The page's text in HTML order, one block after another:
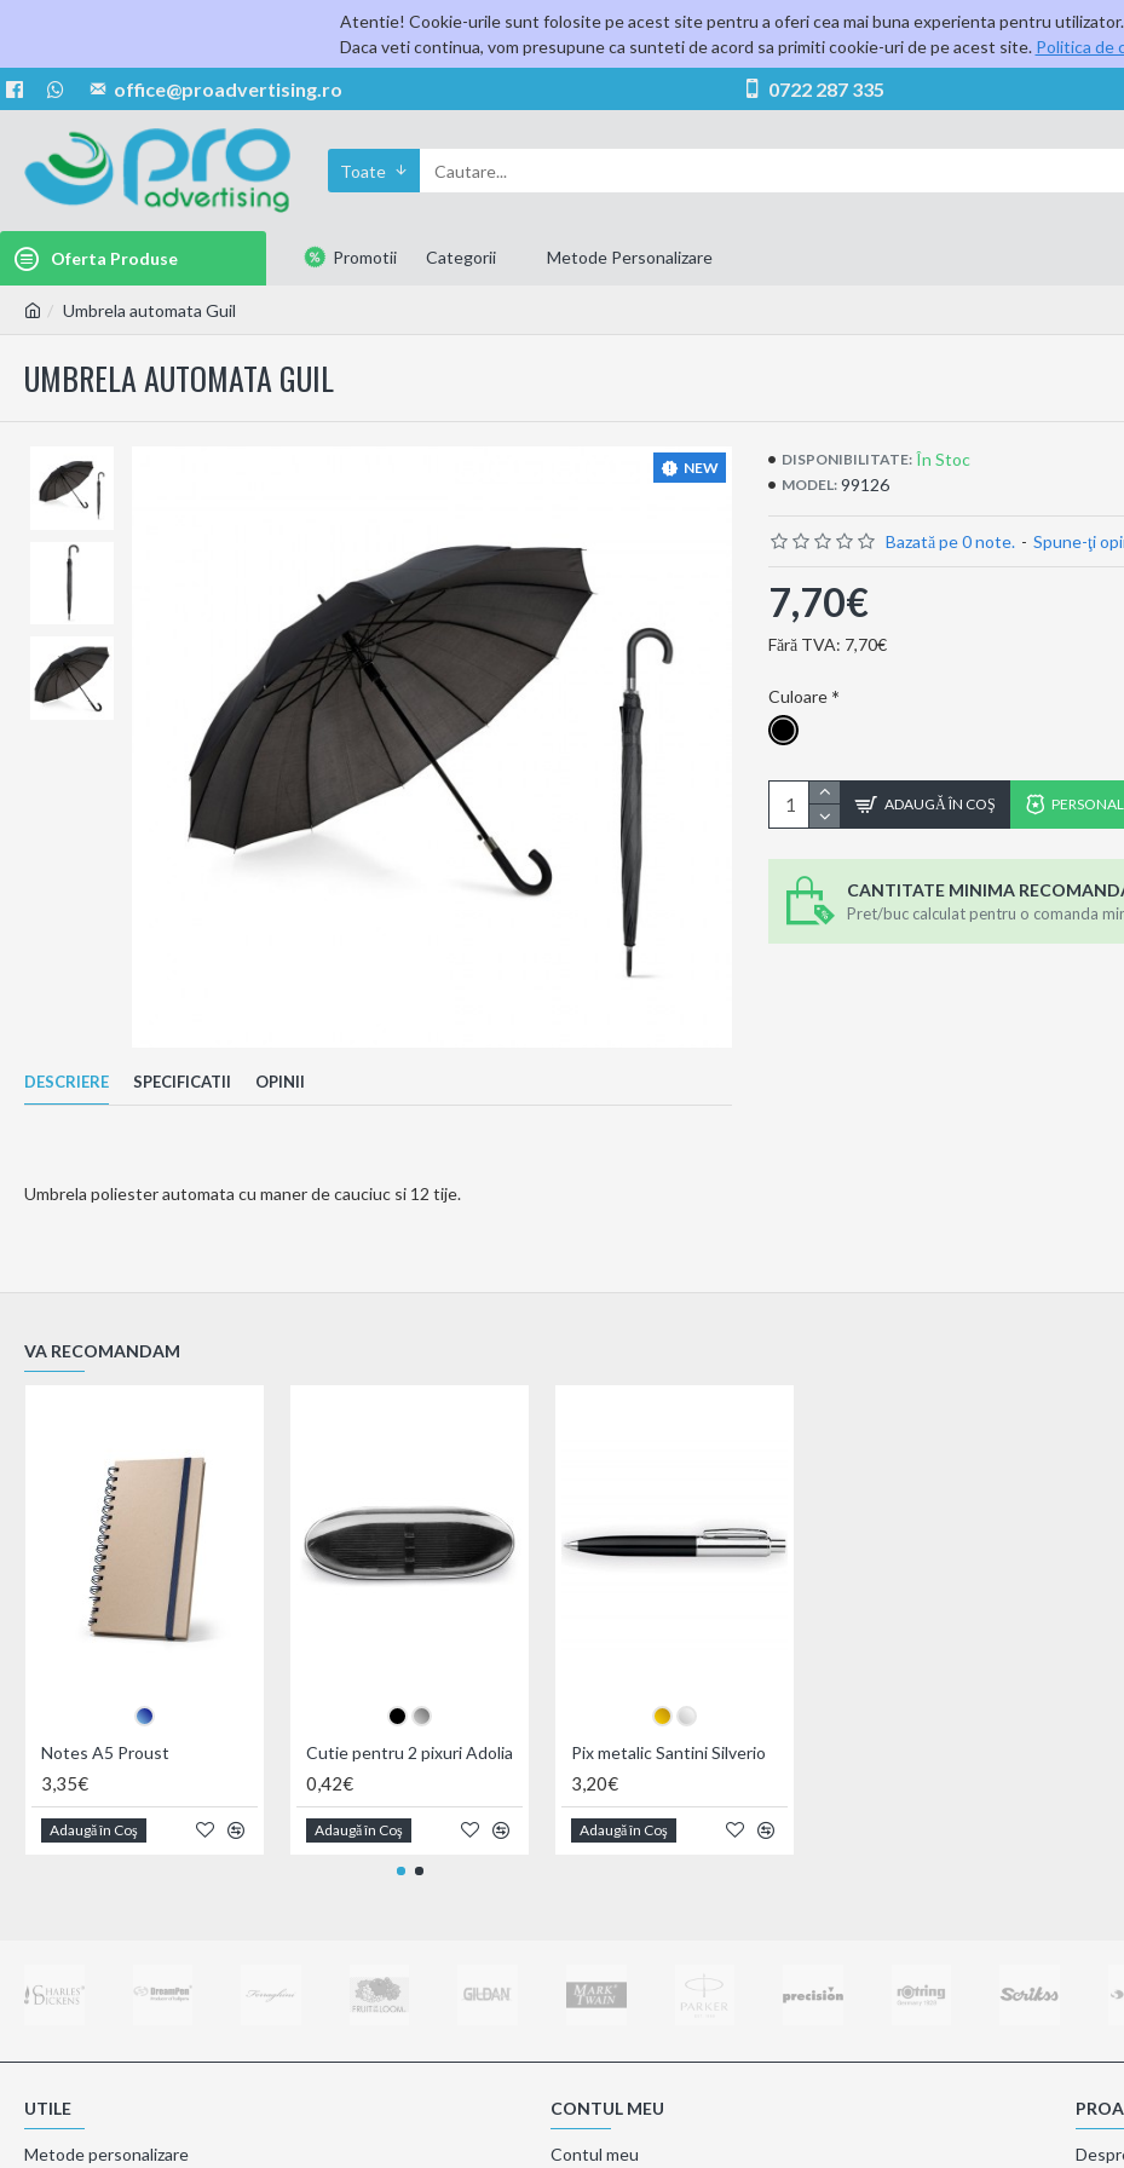
Atentie! Cookie-urile sunt folosite pe acest site pentru a oferi cea mai buna experienta pentru utilizator.
Daca veti continua, vom presupune ca sunteti de acord sa primiti cookie-uri de pe acest site. Politica de
office@proadvertising.ro 0722 287 335
Toate
Oferta Produse Promotii Categorii Metode Personalizare
Umbrela automata Guil
UMBRELA AUTOMATA GUIL
NEW
DESCRIERE SPECIFICATII OPINII
Umbrela poliester automata cu maner de cauciuc si 12 tije.
DISPONIBILITATE: În Stoc
MODEL: 99126
Bazată pe 0 note. - Spune-ţi
7,70€
Fără TVA: 7,70€
Culoare
ADAUGĂ ÎN COŞ
CANTITATE MINIMA
Pret/buc calculat pentru o comanda
VA RECOMANDAM
Notes A5 Proust
3,35€
Adaugă în Coş
Cutie pentru 2 pixuri Adolia
0,42€
Adaugă în Coş
Pix metalic Santini Silverio
3,20€
Adaugă în Coş
UTILE
Metode personalizare
CONTUL MEU
Contul meu